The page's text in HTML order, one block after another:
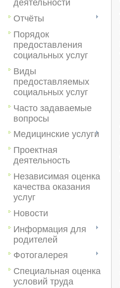
деятельности
Отчёты
Порядок
предоставления
социальных услуг
Виды
предоставляемых
социальных услуг
Часто задаваемые
вопросы
Медицинские услуги
Проектная
деятельность
Независимая оценка
качества оказания
услуг
Новости
Информация для
родителей
Фотогалерея
Специальная оценка
условий труда